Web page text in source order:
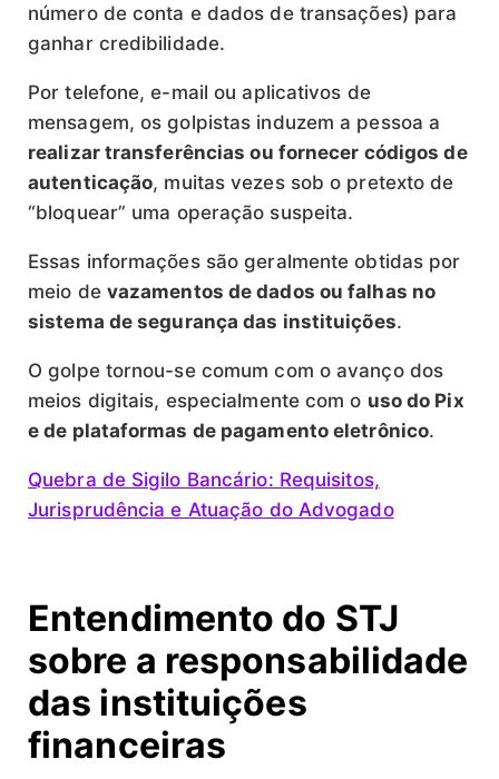
número de conta e dados de transações) para
ganhar credibilidade.
Por telefone, e-mail ou aplicativos de
mensagem, os golpistas induzem a pessoa a
realizar transferências ou fornecer códigos de
autenticação, muitas vezes sob o pretexto de
“bloquear” uma operação suspeita.
Essas informações são geralmente obtidas por
meio de vazamentos de dados ou falhas no
sistema de segurança das instituições.
O golpe tornou-se comum com o avanço dos
meios digitais, especialmente com o uso do Pix
e de plataformas de pagamento eletrônico.
Quebra de Sigilo Bancário: Requisitos,
Jurisprudência e Atuação do Advogado
Entendimento do STJ
sobre a responsabilidade
das instituições
financeiras